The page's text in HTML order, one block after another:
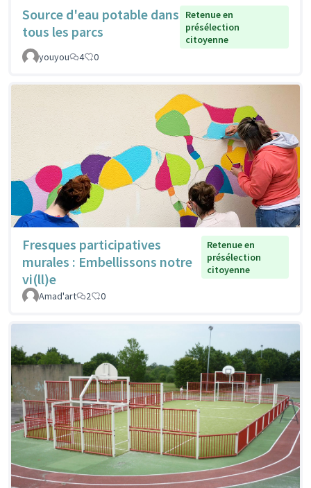
Source d'eau potable dans
tous les parcs
Retenue en
présélection
citoyenne
youyou
4 0
Fresques participatives
murales : Embellissons notre
vi(ll)e
Retenue en
présélection
citoyenne
Amad'art 2 0